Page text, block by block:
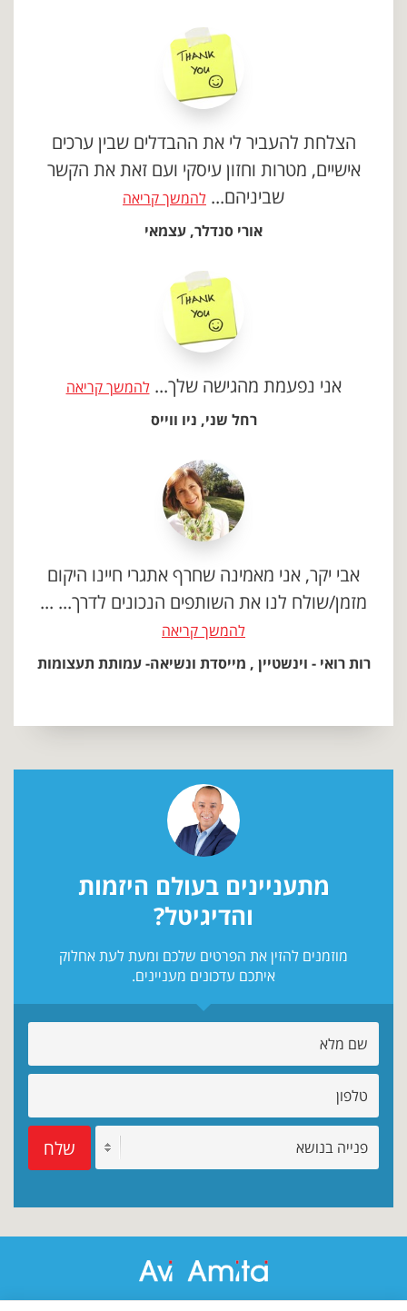
הצלחת להעביר לי את ההבדלים שבין ערכים
אישיים, מטרות וחזון עיסקי ועם זאת את הקשר
שביניהם... להמשך קריאה
אורי סנדלר, עצמאי
אני נפעמת מהגישה שלך...להמשך קריאה
רחל שני, ניו ווייס
אבי יקר, אני מאמינה שחרף אתגרי חיינו היקום
מזמן/שולח לנו את השותפים הנכונים לדרך... ...
להמשך קריאה
רות רואי - וינשטיין , מייסדת ונשיאה- עמותת תעצומות
מתעניינים בעולם היזמות
והדיגיטל?
מוזמנים להזין את הפרטים שלכם ומעת לעת אחלוק
איתכם עדכונים מעניינים.
שלח